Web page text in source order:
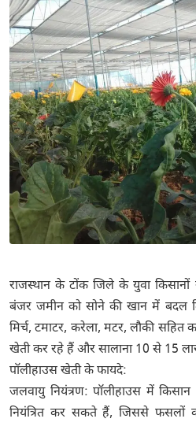
राजस्थान के टोंक जिले के युवा
बंजर जमीन को सोने की खान में बदल
मिर्च, टमाटर, करेला, मटर, लौकी
खेती कर रहे हैं और सालाना 10 से 15
पॉलीहाउस खेती के फायदे:
जलवायु नियंत्रण: पॉलीहाउस में किसान
नियंत्रित कर सकते हैं, जिससे फसलों